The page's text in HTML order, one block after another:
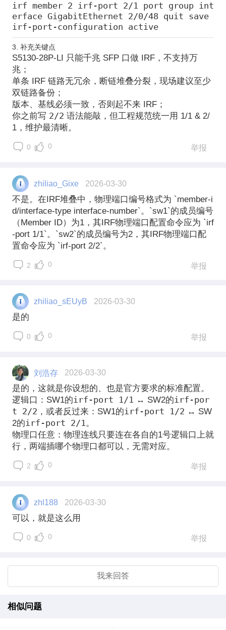
irf member 2 irf-port 2/1 port group int
erface GigabitEthernet 2/0/48 quit save
irf-port-configuration active
3. 补充关键点
S5130-28P-LI 只能千兆 SFP 口做 IRF，不支持万
兆；
单条 IRF 链路无冗余，断链堆叠分裂， 现场建议至少
双链路备份；
版本、基线必须一致，否则起不来 IRF；
你之前写 2/2 语法能敲，但工程规范统一用 1/1 & 2/
1，维护最清晰。
0 0 举报
zhiliao_Gixe 2026-03-30
不是。在IRF堆叠中，物理端口编号格式为 `member-i
d/interface-type interface-number`。`sw1`的成员编号
（Member ID）为1，其IRF物理端口配置命令应为 `irf
-port 1/1`。`sw2`的成员编号为2，其IRF物理端口配
置命令应为 `irf-port 2/2`。
2 0 举报
zhiliao_sEUyB 2026-03-30
是的
0 0 举报
刘浩存 2026-03-30
是的，这就是你设想的、也是官方要求的标准配置。
逻辑口 ：SW1的irf-port 1/1 ↔ SW2的irf-por
t 2/2 ，或者反过来：SW1的irf-port 1/2 ↔ SW
2的irf-port 2/1。
物理口任意：物理连线只要连在各自的1号逻辑口 上就
行，两端插哪个物理口都可以，无需对应。
2 0 举报
zhl188 2026-03-30
可以，就是这么用
0 0 举报
我来回答
相似问题